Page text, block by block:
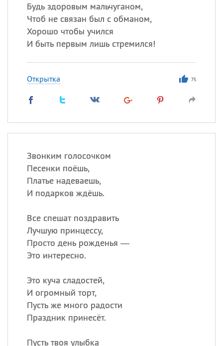
Будь здоровым мальчуганом,
Чтоб не связан был с обманом,
Хорошо чтобы учился
И быть первым лишь стремился!
Открытка 75
Звонким голосочком
Песенки поёшь,
Платье надеваешь,
И подарков ждёшь.
Все спешат поздравить
Лучшую принцессу,
Просто день рожденья —
Это интересно.
Это куча сладостей,
И огромный торт,
Пусть же много радости
Праздник принесёт.
Пусть твоя улыбка